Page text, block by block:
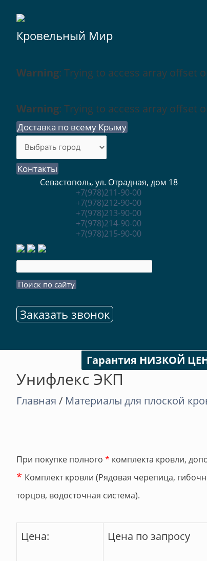
Кровельный Мир
Warning: Trying to access array offset
Warning: Trying to access array offset
Доставка по всему Крыму
Контакты
Севастополь, ул. Отрадная, дом 18
+7(978)211-90-00
+7(978)212-90-00
+7(978)213-90-00
+7(978)214-90-00
+7(978)215-90-00
Заказать звонок
Гарантия НИЗКОЙ
Унифлекс ЭКП
Главная / Материалы для плоской
При покупке полного * комплекта кровли,
* Комплект кровли (Рядовая черепица,
торцов, водосточная система).
Цена: Цена по запросу